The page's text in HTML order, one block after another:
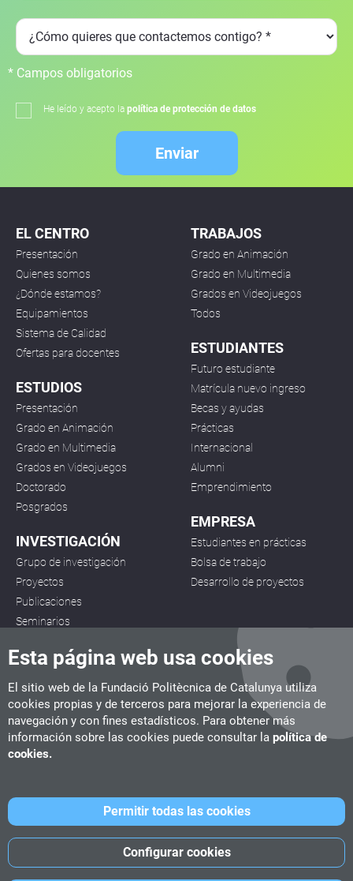
Esta página web usa cookies
El sitio web de la Fundació Politècnica de Catalunya utiliza
cookies propias y de terceros para mejorar la experiencia de
navegación y con fines estadísticos. Para obtener más
información sobre las cookies puede consultar la política de
cookies.
Configurar cookies
Permitir todas las cookies
* Campos obligatorios
He leído y acepto la política de protección de datos
Enviar
EL CENTRO
Presentación
Quienes somos
¿Dónde estamos?
Equipamientos
Sistema de Calidad
Ofertas para docentes
ESTUDIOS
Presentación
Grado en Animación
Grado en Multimedia
Grados en Videojuegos
Doctorado
Posgrados
INVESTIGACIÓN
Grupo de investigación
Proyectos
Publicaciones
Seminarios
TRABAJOS
Grado en Animación
Grado en Multimedia
Grados en Videojuegos
Todos
ESTUDIANTES
Futuro estudiante
Matrícula nuevo ingreso
Becas y ayudas
Prácticas
Internacional
Alumni
Emprendimiento
EMPRESA
Estudiantes en prácticas
Bolsa de trabajo
Desarrollo de proyectos
CITM
C/ de la Igualtat, 33, 08222 Terrassa
UPC School
©Fundació Politècnica de Catalunya-Avíso legal-Política de